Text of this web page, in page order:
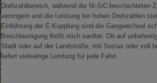
Drehzahlbereich, während die Ni-SiC-beschichteten
verringern und die Leistung bei hohen Drehzahlen
Einführung der E-Kupplung sind die Gangwechsel
Beschleunigung fließt noch sanfter. Ob auf
Stadt oder auf der Landstraße, mit Sozius oder voll
liefert vielseitige Leistung für jede Fahrt.